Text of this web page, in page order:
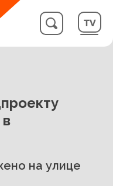
на улице